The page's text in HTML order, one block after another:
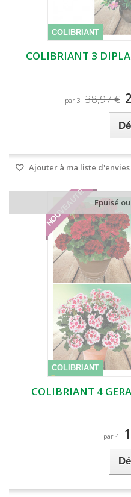
COLIBRIANT
COLIBRIANT 3
par 3 38,97 €
Ajouter à ma liste d'envies
Epuisé
NOUVEAUTÉ
COLIBRIANT
COLIBRIANT 4
par 4